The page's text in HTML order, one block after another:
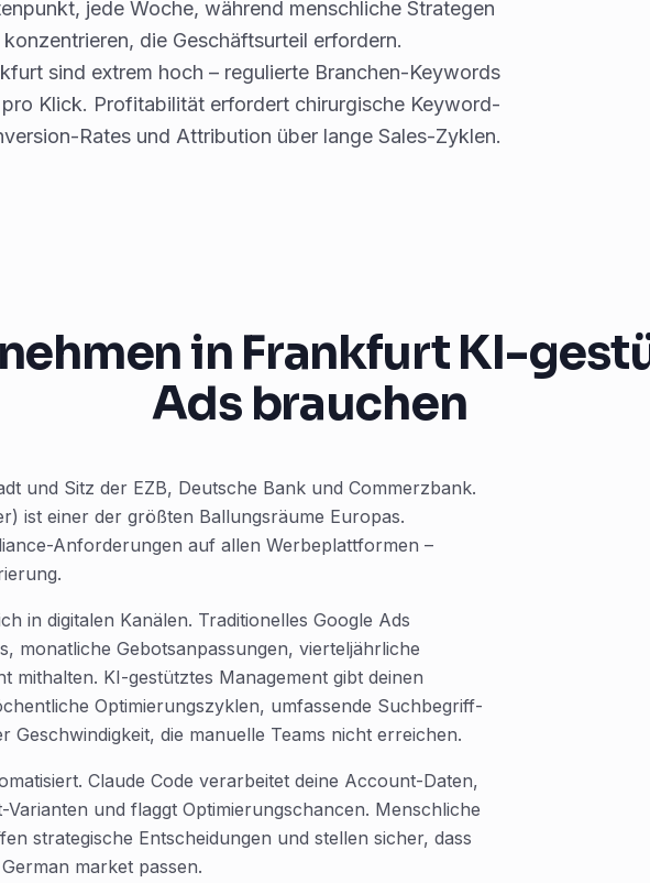
jede Woche, während menschliche Strategen
die Geschäftsurteil erfordern.
sind extrem hoch – regulierte Branchen-Keywords
Klick. Profitabilität erfordert chirurgische Keyword-
Rates und Attribution über lange Sales-Zyklen.
in Frankfurt KI-
Ads brauchen
und Sitz der EZB, Deutsche Bank und Commerzbank.
ist einer der größten Ballungsräume Europas.
Anforderungen auf allen Werbeplattformen –
in digitalen Kanälen. Traditionelles Google Ads
monatliche Gebotsanpassungen, vierteljährliche
mithalten. KI-gestütztes Management gibt deinen
Optimierungszyklen, umfassende Suchbegriff-
Geschwindigkeit, die manuelle Teams nicht erreichen.
Claude Code verarbeitet deine Account-Daten,
und flaggt Optimierungschancen. Menschliche
strategische Entscheidungen und stellen sicher, dass
market passen.